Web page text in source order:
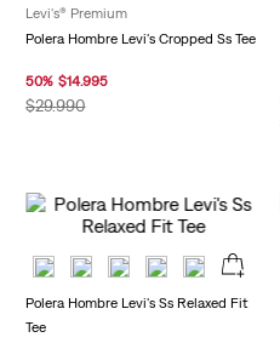
Levi's® Premium
Polera Hombre Levi's Cropped Ss Tee
50% $14.995
$29.990
Polera Hombre Levi's Ss Relaxed Fit
Tee